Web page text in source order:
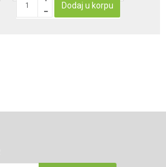
Dodaj u korpu